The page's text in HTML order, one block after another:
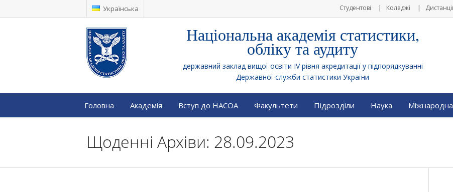
Українська Студентові Коледжі
Національна академія статистики,
обліку та аудиту
державний заклад вищої освіти IV рівня акредитації у підпорядкуванні
Державної служби статистики України
Головна Академія Вступ до НАСОА Факультети Підрозділи Наука Міжнародна
Щоденні Архіви: 28.09.2023